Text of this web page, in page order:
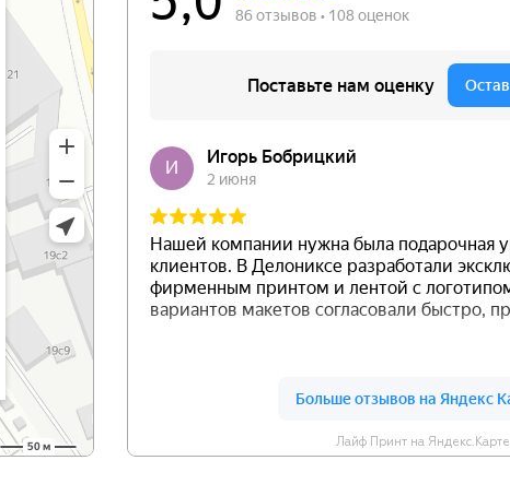
Лайф Принт на Яндекс.Карте